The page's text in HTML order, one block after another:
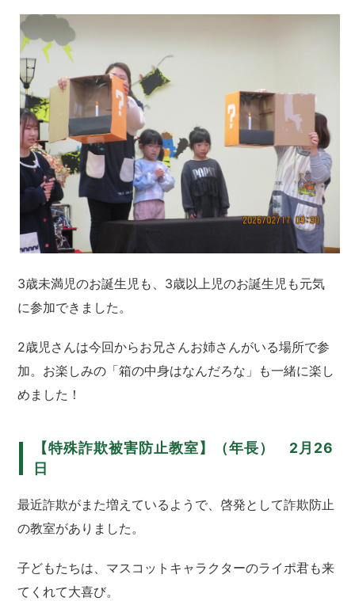
3歳未満児のお誕生児も、3歳以上児のお誕生児も元気
に参加できました。
2歳児さんは今回からお兄さんお姉さんがいる場所で参
加。お楽しみの「箱の中身はなんだろな」も一緒に楽し
めました！
【特殊詐欺被害防止教室】（年長） 2月26
日
最近詐欺がまた増えているようで、啓発として詐欺防止
の教室がありました。
子どもたちは、マスコットキャラクターのライポ君も来
てくれて大喜び。